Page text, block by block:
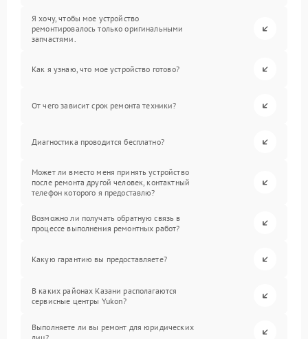
Я хочу, чтобы мое устройство
ремонтировалось только оригинальными
запчастями.
Как я узнаю, что мое устройство готово?
От чего зависит срок ремонта техники?
Диагностика проводится бесплатно?
Может ли вместо меня принять устройство
после ремонта другой человек, контактный
телефон которого я предоставлю?
Возможно ли получать обратную связь в
процессе выполнения ремонтных работ?
Какую гарантию вы предоставляете?
В каких районах Казани располагаются
сервисные центры Yukon?
Выполняете ли вы ремонт для юридических
лиц?